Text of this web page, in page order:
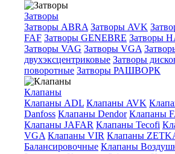
Затворы
Затворы ABRA Затворы AVK
FAF Затворы GENEBRE Затворы
Затворы VAG Затворы VGA
двухэксцентриковые Затворы
поворотные Затворы РАШВОРК
Клапаны
Клапаны ADL Клапаны AVK
Danfoss Клапаны Dendor Клапаны
Клапаны JAFAR Клапаны Tecofi
VGA Клапаны VIR Клапаны
Балансировочные Клапаны